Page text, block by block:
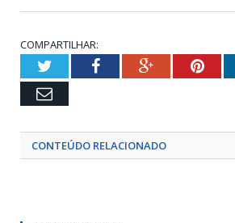
COMPARTILHAR:
TwitterFacebookGoogle+
Email
CONTEÚDO RELACIONADO